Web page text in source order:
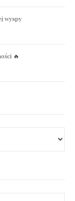
wyspy
🔥